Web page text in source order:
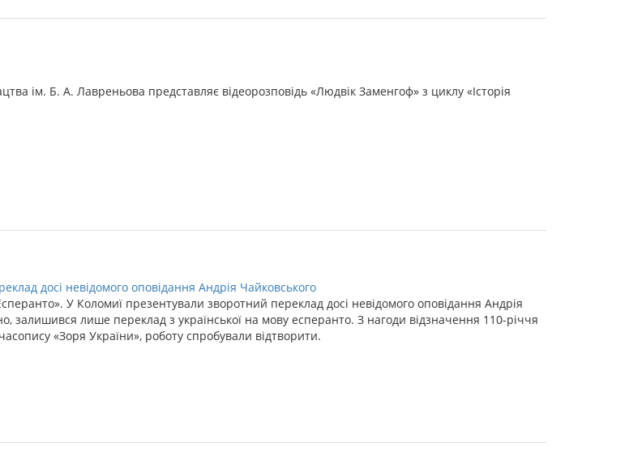
ім. Б. А. Лавреньова представляє відеорозповідь «Людвік Заменгоф» з циклу «Історія
досі невідомого оповідання Андрія Чайковського
У Коломиї презентували зворотний переклад досі невідомого оповідання Андрія
залишився лише переклад з української на мову есперанто. З нагоди відзначення 110-річчя
«Зоря України», роботу спробували відтворити.